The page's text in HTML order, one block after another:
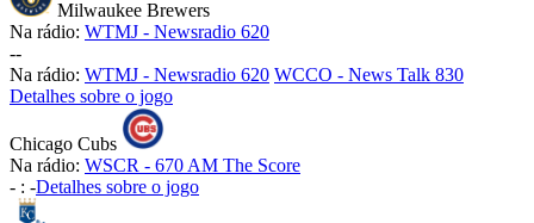
Milwaukee Brewers
Na rádio: WTMJ - Newsradio 620
--
Na rádio: WTMJ - Newsradio 620 WCCO - News Talk 830
Detalhes sobre o jogo
Chicago Cubs
Na rádio: WSCR - 670 AM The Score
- : -Detalhes sobre o jogo